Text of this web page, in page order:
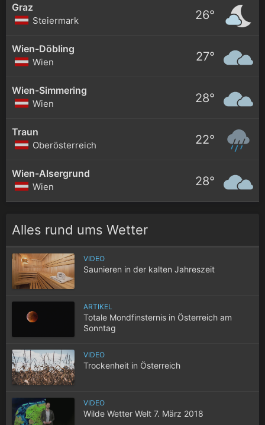
Graz
Steiermark 26°
Wien-Döbling
Wien 27°
Wien-Simmering
Wien 28°
Traun
Oberösterreich 22°
Wien-Alsergrund
Wien 28°
Alles rund ums Wetter
VIDEO
Saunieren in der kalten Jahreszeit
ARTIKEL
Totale Mondfinsternis in Österreich am
Sonntag
VIDEO
Trockenheit in Österreich
VIDEO
Wilde Wetter Welt 7. März 2018